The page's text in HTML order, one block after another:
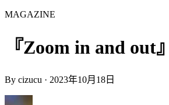
MAGAZINE
『Zoom in and out
By cizucu · 2023年10月18日